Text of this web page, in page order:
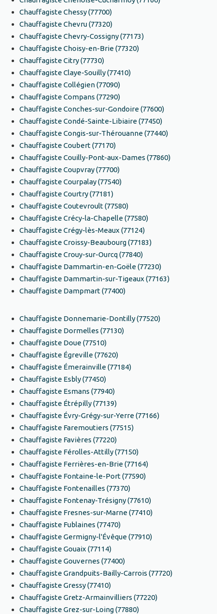
Chauffagiste Chessy (77700)
Chauffagiste Chevru (77320)
Chauffagiste Chevry-Cossigny (77173)
Chauffagiste Choisy-en-Brie (77320)
Chauffagiste Citry (77730)
Chauffagiste Claye-Souilly (77410)
Chauffagiste Collégien (77090)
Chauffagiste Compans (77290)
Chauffagiste Conches-sur-Gondoire (77600)
Chauffagiste Condé-Sainte-Libiaire (77450)
Chauffagiste Congis-sur-Thérouanne (77440)
Chauffagiste Coubert (77170)
Chauffagiste Couilly-Pont-aux-Dames (77860)
Chauffagiste Coupvray (77700)
Chauffagiste Courpalay (77540)
Chauffagiste Courtry (77181)
Chauffagiste Coutevroult (77580)
Chauffagiste Crécy-la-Chapelle (77580)
Chauffagiste Crégy-lès-Meaux (77124)
Chauffagiste Croissy-Beaubourg (77183)
Chauffagiste Crouy-sur-Ourcq (77840)
Chauffagiste Dammartin-en-Goële (77230)
Chauffagiste Dammartin-sur-Tigeaux (77163)
Chauffagiste Dampmart (77400)
Chauffagiste Donnemarie-Dontilly (77520)
Chauffagiste Dormelles (77130)
Chauffagiste Doue (77510)
Chauffagiste Égreville (77620)
Chauffagiste Émerainville (77184)
Chauffagiste Esbly (77450)
Chauffagiste Esmans (77940)
Chauffagiste Étrépilly (77139)
Chauffagiste Évry-Grégy-sur-Yerre (77166)
Chauffagiste Faremoutiers (77515)
Chauffagiste Favières (77220)
Chauffagiste Férolles-Attilly (77150)
Chauffagiste Ferrières-en-Brie (77164)
Chauffagiste Fontaine-le-Port (77590)
Chauffagiste Fontenailles (77370)
Chauffagiste Fontenay-Trésigny (77610)
Chauffagiste Fresnes-sur-Marne (77410)
Chauffagiste Fublaines (77470)
Chauffagiste Germigny-l'Évêque (77910)
Chauffagiste Gouaix (77114)
Chauffagiste Gouvernes (77400)
Chauffagiste Grandpuits-Bailly-Carrois (77720)
Chauffagiste Gressy (77410)
Chauffagiste Gretz-Armainvilliers (77220)
Chauffagiste Grez-sur-Loing (77880)